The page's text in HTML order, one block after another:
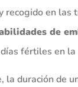
recogido en
de
fértiles en
la duración de